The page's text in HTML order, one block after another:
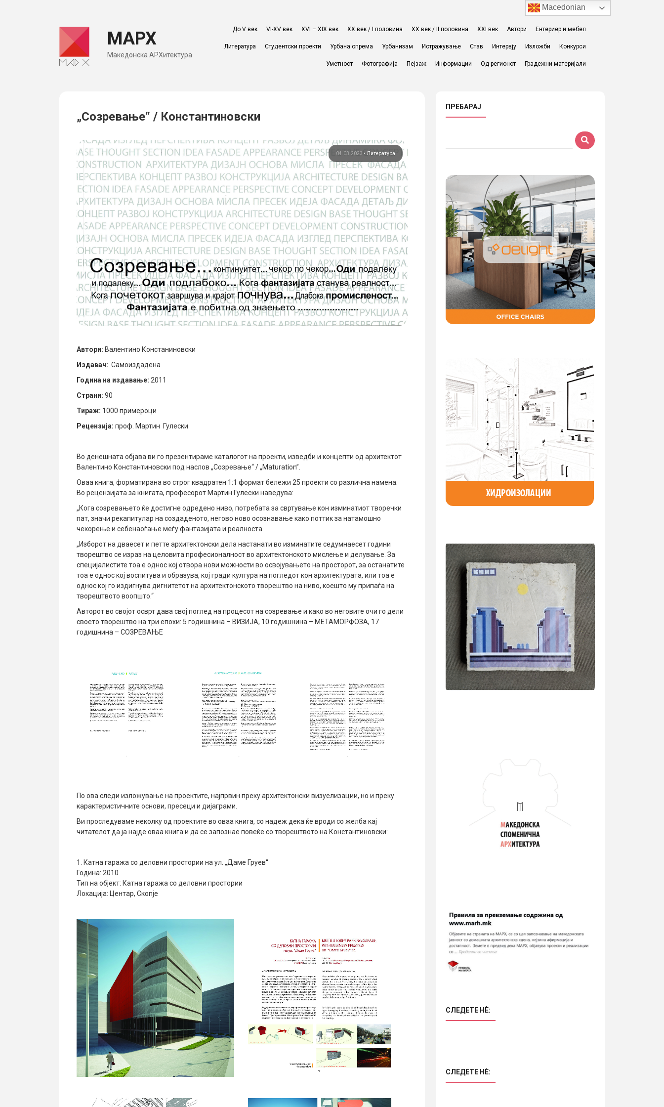
МАРХ
Македонска АРХитектура
До V век VI-XV век XVI – XIX век ХХ век / I половина ХХ век / II половина XXI век Автори Ентериер и мебел
Литература Студентски проекти Урбана опрема Урбанизам Истражување Став Интервју Изложби Конкурси
Уметност Фотографија Пејзаж Информации Од регионот Градежни материјали
„Созревање“ / Константиновски
04.03.2023 • Литература
Автори: Валентино Констаниновски
Издавач: Самоиздадена
Година на издавање: 2011
Страни: 90
Тираж: 1000 примероци
Рецензија: проф. Мартин Гулески
Во денешната објава ви го презентираме каталогот на проекти, изведби и концепти од архитектот
Валентино Константиновски под наслов „Созревање“ / „Maturation”.
Оваа книга, форматирана во строг квадратен 1:1 формат бележи 25 проекти со различна намена.
Во рецензијата за книгата, професорот Мартин Гулески наведува:
„Кога созревањето ќе достигне одредено ниво, потребата за свртување кон изминатиот творечки
пат, значи рекапитулар на создаденото, негово ново осознавање како поттик за натамошно
чекорење и себенаоѓање меѓу фантазијата и реалноста.
„Изборот на дваесет и петте архитектонски дела настанати во изминатите седумнаесет години
творештво се израз на целовита професионалност во архитектонското мислење и делување. За
специјалистите тоа е однос кој отвора нови можности во освојувањето на просторот, за останатите
тоа е однос кој воспитува и образува, кој гради култура на погледот кон архитектурата, или тоа е
однос кој го издигнува дигнитетот на архитектонското творештво на ниво, коешто му припаѓа на
творештвото воопшто.“
Авторот во својот осврт дава свој поглед на процесот на созревање и како во неговите очи го дели
своето творештво на три епохи: 5 годишнина – ВИЗИЈА, 10 годишнина – МЕТАМОРФОЗА, 17
годишнина – СОЗРЕВАЊЕ
По ова следи изложување на проектите, најпрвин преку архитектонски визуелизации, но и преку
карактеристичните основи, пресеци и дијаграми.
Ви проследуваме неколку од проектите во оваа книга, со надеж дека ќе вроди со желба кај
читателот да ја најде оваа книга и да се запознае повеќе со творештвото на Константиновски:
1. Катна гаража со деловни простории на ул. „Даме Груев“
Година: 2010
Тип на објект: Катна гаража со деловни простории
Локација: Центар, Скопје
ПРЕБАРАЈ
СЛЕДЕТЕ НÈ:
СЛЕДЕТЕ НÈ:
Macedonian